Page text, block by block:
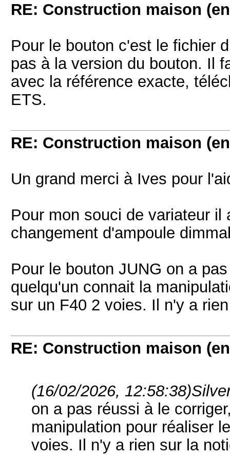
RE: Construction maison
Pour le bouton c'est le fichier
pas à la version du bouton. Il
avec la référence exacte,
ETS.
RE: Construction maison
Un grand merci à Ives pour
Pour mon souci de variateur
changement d'ampoule
Pour le bouton JUNG on a
quelqu'un connait la
sur un F40 2 voies. Il n'y a
RE: Construction maison
(16/02/2026, 12:58:38)
on a pas réussi à le
manipulation pour réaliser
voies. Il n'y a rien sur la